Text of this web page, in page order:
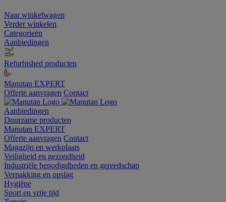
Naar winkelwagen
Verder winkelen
Categorieën
Aanbiedingen
Refurbished producten
Manutan EXPERT
Offerte aanvragen Contact
Aanbiedingen
Duurzame producten
Manutan EXPERT
Offerte aanvragen Contact
Magazijn en werkplaats
Veiligheid en gezondheid
Industriële benodigdheden en gereedschap
Verpakking en opslag
Hygiëne
Sport en vrije tijd